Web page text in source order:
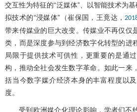
交互性为特征的“泛媒体”、以智能技术为
拟技术的“浸媒体”（崔保国，王竟达，
带来传媒业的巨大改变。传媒业不再仅仅
类，而是深度参与到经济数字化转型的进
局限于提供技术可供性，更重要的是通
构，推动全社会发生数字革命。如此一来
括当今数字媒介经济本身的丰富程度以
度。
受到欧洲媒介化理论影响，学者们不